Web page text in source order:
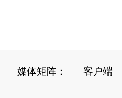
媒体矩阵： 客户端